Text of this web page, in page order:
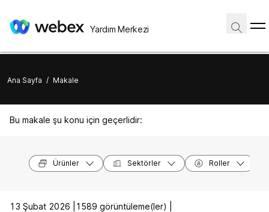
Yardım Merkezi
Ana Sayfa / Makale
Bu makale şu konu için geçerlidir:
Ürünler Sektörler Roller
13 Şubat 2026 |
1589 görüntüleme(ler) |